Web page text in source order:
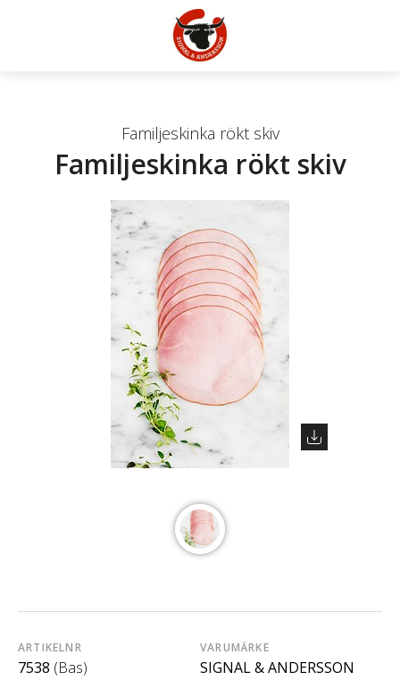
Familjeskinka rökt skiv
Familjeskinka rökt skiv
ARTIKELNR
7538 (Bas)
VARUMÄRKE
SIGNAL & ANDERSSON